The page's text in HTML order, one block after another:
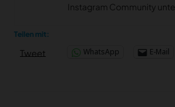
Instagram Community
Teilen mit:
Tweet WhatsApp E-Mail